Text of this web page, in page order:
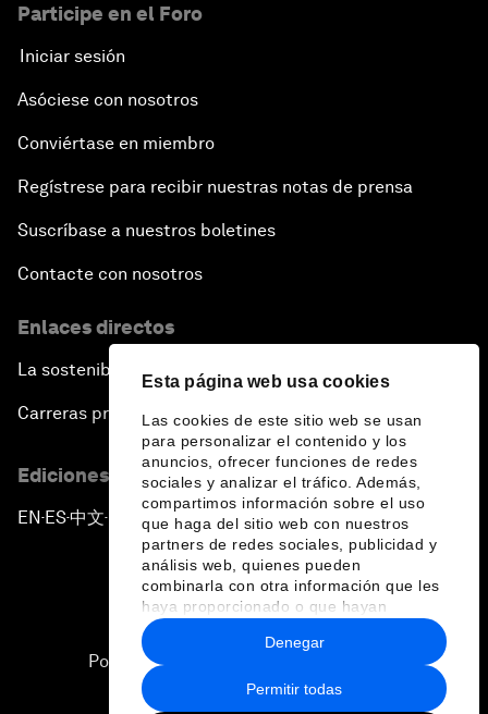
Esta página web usa cookies
Las cookies de este sitio web se usan
para personalizar el contenido y los
anuncios, ofrecer funciones de redes
sociales y analizar el tráfico. Además,
compartimos información sobre el uso
que haga del sitio web con nuestros
partners de redes sociales, publicidad y
análisis web, quienes pueden
combinarla con otra información que les
haya proporcionado o que hayan
recopilado a partir del uso que haya
hecho de sus servicios.
Permitir todas
Denegar
Participe en el Foro
Iniciar sesión
Asóciese con nosotros
Conviértase en miembro
Regístrese para recibir nuestras notas de prensa
Suscríbase a nuestros boletines
Contacte con nosotros
Enlaces directos
La sostenibilidad en el Foro
Carreras profesionales
Ediciones en otros idiomas
EN ▪ES▪中文▪ 日本語
Política de privacidad y normas de uso
Sitemap